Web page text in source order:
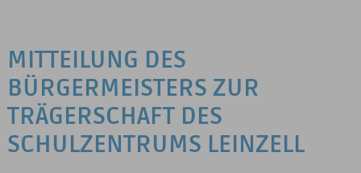
MITTEILUNG DES
BÜRGERMEISTERS ZUR
TRÄGERSCHAFT DES
SCHULZENTRUMS LEINZELL